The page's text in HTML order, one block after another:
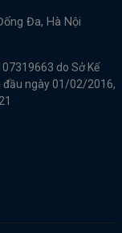
Đa, Hà Nội
do Sở Kế
đầu ngày 01/02/2016,